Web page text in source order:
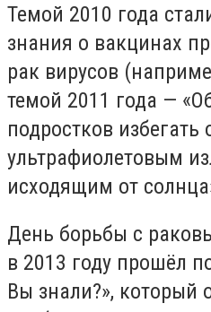
Темой 2010 года
знания о вакцинах
рак вирусов
темой 2011 года —
подростков избегать
ультрафиолетовым
исходящим от
День борьбы с
в 2013 году прошёл
Вы знали?», который